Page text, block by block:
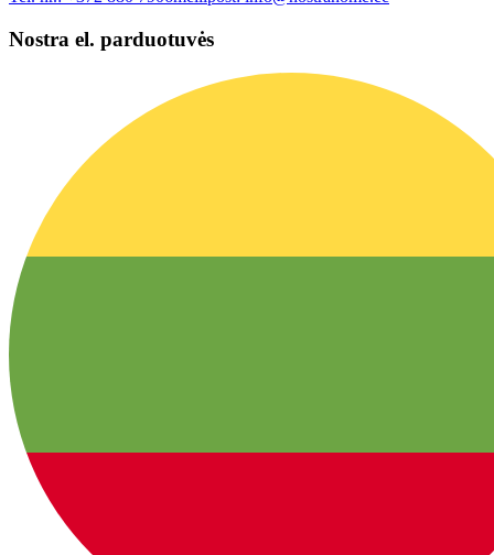
Nostra el. parduotuvės